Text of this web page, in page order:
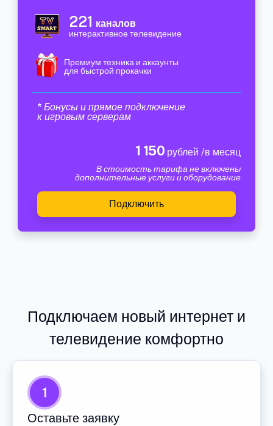
221 каналов
интерактивное телевидение
Премиум техника и аккаунты
для быстрой прокачки
* Бонусы и прямое подключение
к игровым серверам
1 150 рублей /в месяц
В стоимость тарифа не включены
дополнительные услуги и оборудование
Подключить
Подключаем новый интернет и
телевидение комфортно
1
Оставьте заявку